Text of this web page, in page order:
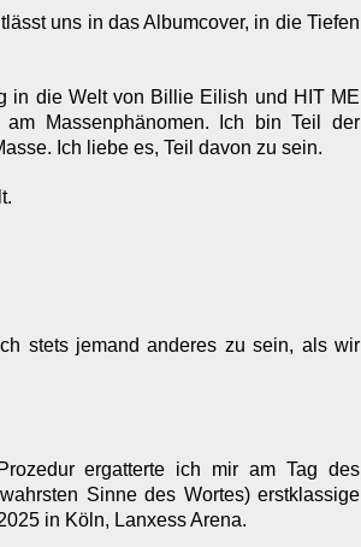
uns in das Albumcover, in die Tiefen
in die Welt von Billie Eilish und HIT ME
Massenphänomen. Ich bin Teil der
Ich liebe es, Teil davon zu sein.
stets jemand anderes zu sein, als wir
ergatterte ich mir am Tag des
Sinne des Wortes) erstklassige
in Köln, Lanxess Arena.